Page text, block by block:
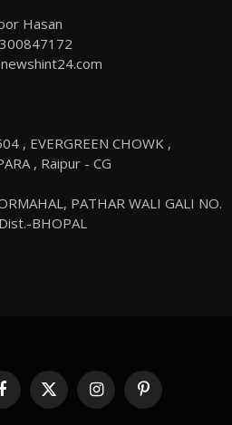
Hasan
, EVERGREEN CHOWK ,
, Raipur - CG
PATHAR WALI GALI NO.
BHOPAL
Facebook
X
(Twitter)
InstagramPinterest